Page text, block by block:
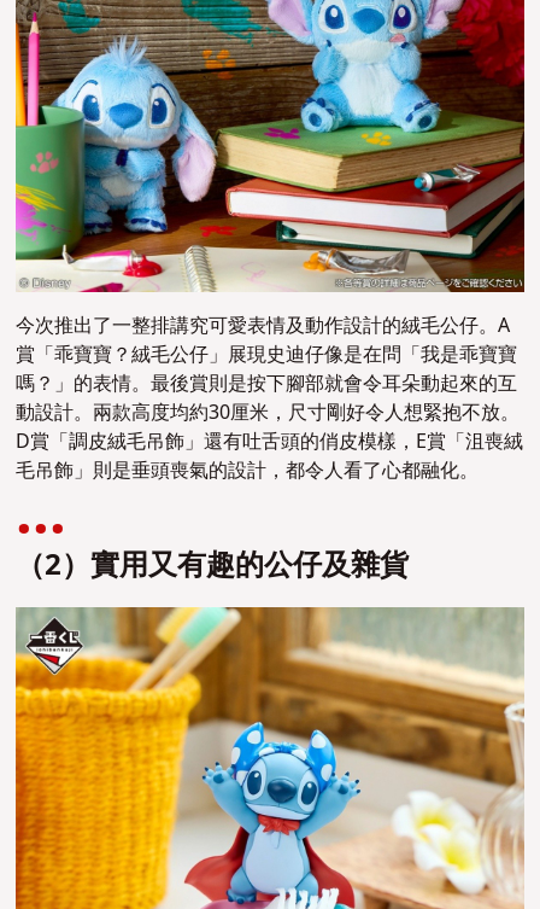
今次推出了一整排講究可愛表情及動作設計的絨毛公仔。A
賞「乖寶寶？絨毛公仔」展現史迪仔像是在問「我是乖寶寶
嗎？」的表情。最後賞則是按下腳部就會令耳朵動起來的互
動設計。兩款高度均約30厘米，尺寸剛好令人想緊抱不放。
D賞「調皮絨毛吊飾」還有吐舌頭的俏皮模樣，E賞「沮喪絨
毛吊飾」則是垂頭喪氣的設計，都令人看了心都融化。
（2）實用又有趣的公仔及雜貨